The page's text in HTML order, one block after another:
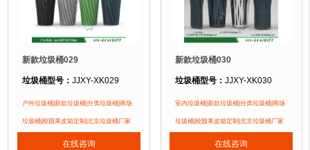
新款垃圾桶029
垃圾桶型号：JJXY-XK029
垃圾桶规格：直径620mm 高910mm
垃圾桶材质：镀锌钢板
垃圾桶周期：现货产品 厂家直销 即拍即发 定制批发
户外垃圾桶|新款垃圾桶|分类垃圾桶|商场
垃圾桶|校园果皮箱定制|北京垃圾桶厂家
在线咨询
新款垃圾桶030
垃圾桶型号： JJXY-XK030
垃圾桶规格：长550mm 宽310mm
直径495mm 高800mm(
直径500mm 高800mm(
室内垃圾桶|新款垃圾桶|分类垃圾桶|商场
垃圾桶|校园果皮箱定制|北京垃圾桶厂家
在线咨询